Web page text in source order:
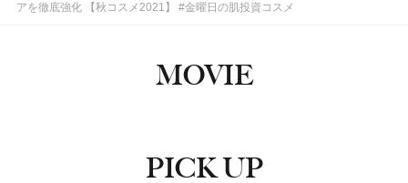
アを徹底強化 【秋コスメ2021】 #金曜日の肌投資コスメ
MOVIE
PICK UP